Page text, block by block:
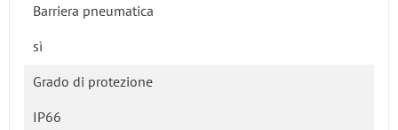
Barriera pneumatica
sì
Grado di protezione
IP66